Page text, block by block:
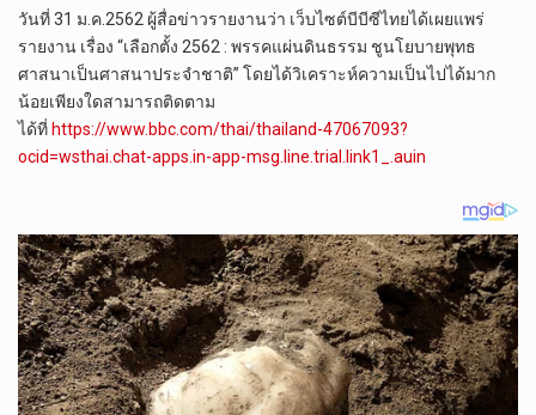
วันที่ 31 ม.ค.2562 ผู้สื่อข่าวรายงานว่า เว็บไซต์บีบีซีไทยได้เผยแพร่
รายงาน เรื่อง “เลือกตั้ง 2562 : พรรคแผ่นดินธรรม ชูนโยบายพุทธ
ศาสนาเป็นศาสนาประจำชาติ” โดยได้วิเคราะห์ความเป็นไปได้มาก
น้อยเพียงใดสามารถติดตาม
ได้ที่ https://www.bbc.com/thai/thailand-47067093?
ocid=wsthai.chat-apps.in-app-msg.line.trial.link1_.auin